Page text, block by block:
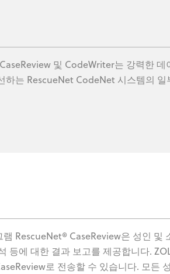
및 CodeWriter는 강력한
하는 RescueNet CodeNet 시스템의 일
램 RescueNet® CaseReview은 성인
등에 대한 결과 보고를 제공합니다.
로 전송할 수 있습니다. 모든